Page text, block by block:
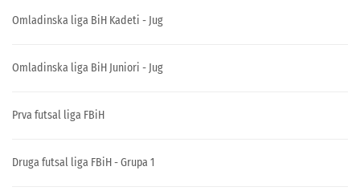
Omladinska liga BiH Kadeti - Jug
Omladinska liga BiH Juniori - Jug
Prva futsal liga FBiH
Druga futsal liga FBiH - Grupa 1